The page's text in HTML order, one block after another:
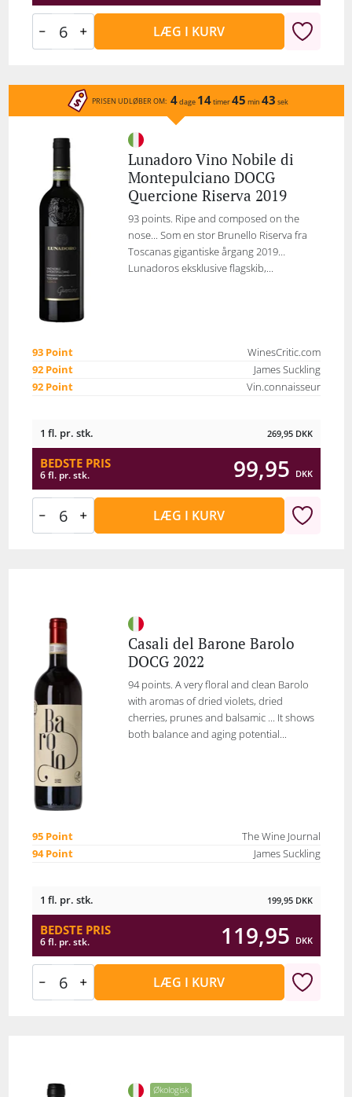
LÆG I KURV
PRISEN UDLØBER OM: 4dage 14timer45 min 43 sek
Lunadoro Vino Nobile di
Montepulciano DOCG
Quercione Riserva 2019
93 points. Ripe and composed on the
nose... Som en stor Brunello Riserva fra
Toscanas gigantiske årgang 2019…
Lunadoros eksklusive flagskib,...
93 Point
WinesCritic.com
92 Point
James Suckling
92 Point
Vin.connaisseur
1 fl. pr. stk. 269,95 DKK
BEDSTE PRIS
6 fl. pr. stk. 99,95 DKK
LÆG I KURV
Casali del Barone Barolo
DOCG 2022
94 points. A very floral and clean Barolo
with aromas of dried violets, dried
cherries, prunes and balsamic ... It shows
both balance and aging potential...
95 Point
The Wine Journal
94 Point
James Suckling
1 fl. pr. stk. 199,95 DKK
BEDSTE PRIS
6 fl. pr. stk. 119,95 DKK
LÆG I KURV
Økologisk